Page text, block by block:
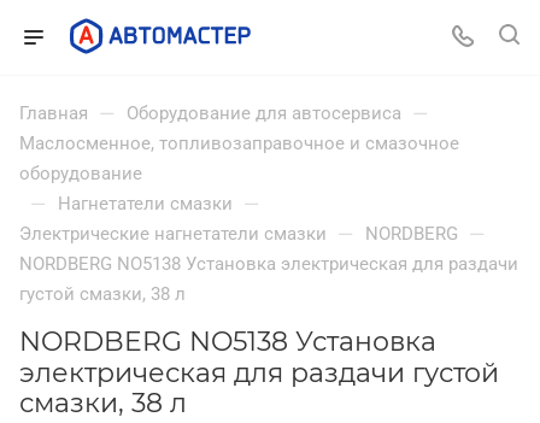
Главная — Оборудование для автосервиса —
Маслосменное, топливозаправочное и смазочное
оборудование
— Нагнетатели смазки —
Электрические нагнетатели смазки — NORDBERG —
NORDBERG NO5138 Установка электрическая для раздачи
густой смазки, 38 л
NORDBERG NO5138 Установка
электрическая для раздачи густой
смазки, 38 л